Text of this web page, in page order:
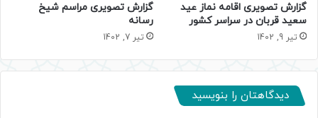
گزارش تصویری اقامه نماز عید
سعید قربان در سراسر کشور
تیر 9, 1402
گزارش تصویری مراسم شیخ
رسانه
تیر 7, 1402
دیدگاهتان را بنویسید